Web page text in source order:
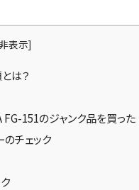
表示]
は？
FG-151のジャンク品を買った
チェック